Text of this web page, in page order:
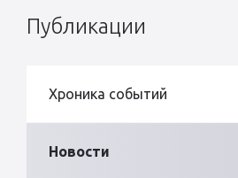
Публикации
Хроника событий
Новости